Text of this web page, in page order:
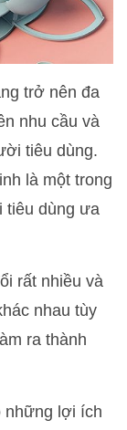
trở nên đa
nhu cầu và
tiêu dùng.
là một trong
tiêu dùng ưa
rất nhiều và
nhau tùy
ra thành
những lợi ích